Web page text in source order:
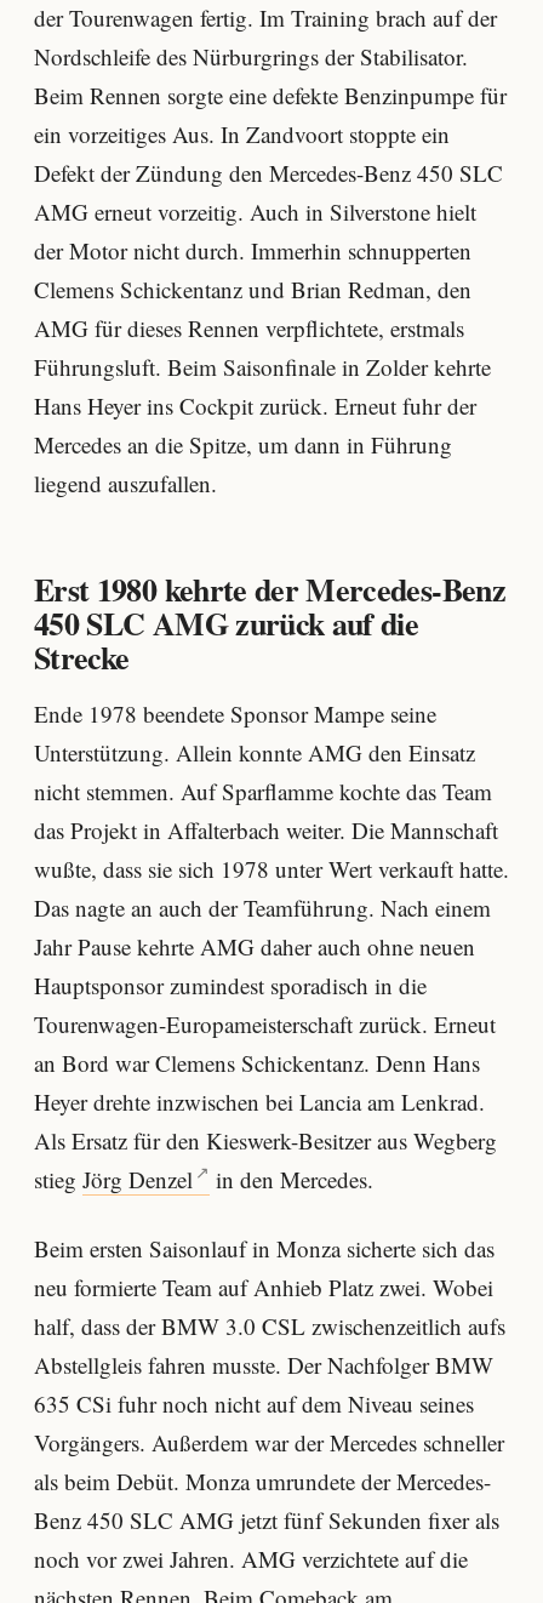
der Tourenwagen fertig. Im Training brach auf der
Nordschleife des Nürburgrings der Stabilisator.
Beim Rennen sorgte eine defekte Benzinpumpe für
ein vorzeitiges Aus. In Zandvoort stoppte ein
Defekt der Zündung den Mercedes-Benz 450 SLC
AMG erneut vorzeitig. Auch in Silverstone hielt
der Motor nicht durch. Immerhin schnupperten
Clemens Schickentanz und Brian Redman, den
AMG für dieses Rennen verpflichtete, erstmals
Führungsluft. Beim Saisonfinale in Zolder kehrte
Hans Heyer ins Cockpit zurück. Erneut fuhr der
Mercedes an die Spitze, um dann in Führung
liegend auszufallen.
Erst 1980 kehrte der Mercedes-Benz
450 SLC AMG zurück auf die
Strecke
Ende 1978 beendete Sponsor Mampe seine
Unterstützung. Allein konnte AMG den Einsatz
nicht stemmen. Auf Sparflamme kochte das Team
das Projekt in Affalterbach weiter. Die Mannschaft
wußte, dass sie sich 1978 unter Wert verkauft hatte.
Das nagte an auch der Teamführung. Nach einem
Jahr Pause kehrte AMG daher auch ohne neuen
Hauptsponsor zumindest sporadisch in die
Tourenwagen-Europameisterschaft zurück. Erneut
an Bord war Clemens Schickentanz. Denn Hans
Heyer drehte inzwischen bei Lancia am Lenkrad.
Als Ersatz für den Kieswerk-Besitzer aus Wegberg
stieg Jörg Denzel in den Mercedes.
Beim ersten Saisonlauf in Monza sicherte sich das
neu formierte Team auf Anhieb Platz zwei. Wobei
half, dass der BMW 3.0 CSL zwischenzeitlich aufs
Abstellgleis fahren musste. Der Nachfolger BMW
635 CSi fuhr noch nicht auf dem Niveau seines
Vorgängers. Außerdem war der Mercedes schneller
als beim Debüt. Monza umrundete der Mercedes-
Benz 450 SLC AMG jetzt fünf Sekunden fixer als
noch vor zwei Jahren. AMG verzichtete auf die